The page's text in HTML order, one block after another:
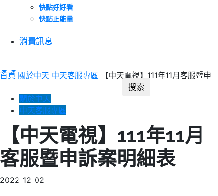
快點好好看
快點正能量
消費訊息
首頁 關於中天 中天客服專區
【中天電視】111年11月客服暨申
關於中天
中天客服專區
【中天電視】111年11月
客服暨申訴案明細表
2022-12-02